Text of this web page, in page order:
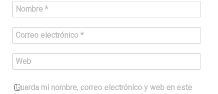
Nombre *
Correo electrónico *
Web
Guarda mi nombre, correo electrónico y web en este